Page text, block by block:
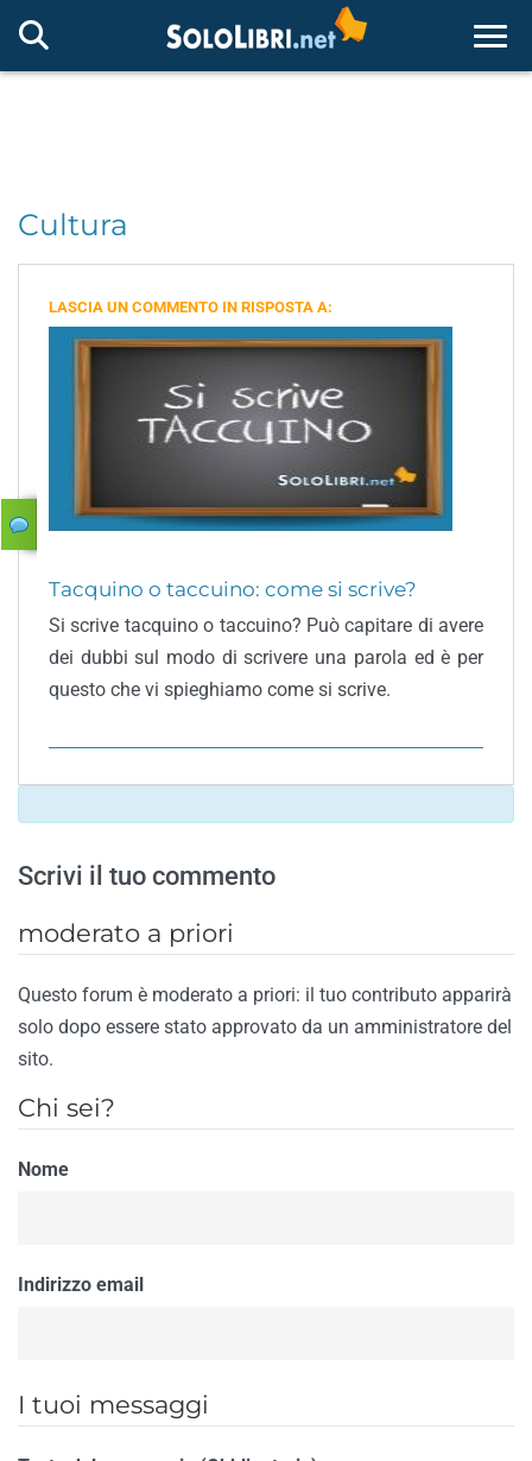
Cultura
LASCIA UN COMMENTO IN RISPOSTA A:
Tacquino o taccuino: come si scrive?
Si scrive tacquino o taccuino? Può capitare di avere
dei dubbi sul modo di scrivere una parola ed è per
questo che vi spieghiamo come si scrive.
Scrivi il tuo commento
moderato a priori
Questo forum è moderato a priori: il tuo contributo apparirà
solo dopo essere stato approvato da un amministratore del
sito.
Chi sei?
Nome
Indirizzo email
I tuoi messaggi